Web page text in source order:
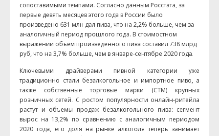
сопоставимыми темпами. Согласно данным Росстата, за
первые девять месяцев этого года в России было
произведено 631 млн дал пива, что на 2,2% больше, чем за
аналогичный период прошлого года. В стоимостном
выражении объем произведенного пива составил 738 млрд
руб, что на 3,7% больше, чем в январе-сентябре 2020 года.
Ключевыми драйверами пивной категории уже
традиционно стали безалкогольное и импортное пиво, а
также собственные торговые марки (СТМ) крупных
розничных сетей. С ростом популярности онлайн-ритейла
растут и объемы продаж безалкогольного пива: сегмент
вырос на 13,2% по сравнению с аналогичным периодом
2020 года, его доля на рынке алкоголя теперь занимает